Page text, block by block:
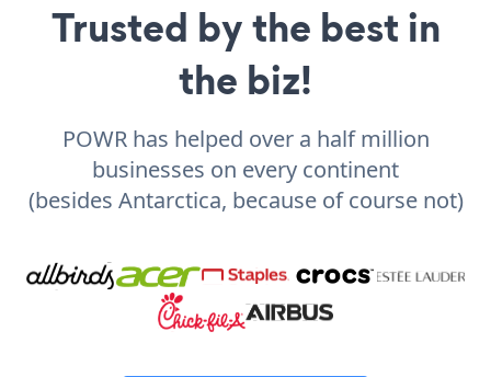
Trusted by the best in
the biz!
POWR has helped over a half million
businesses on every continent
(besides Antarctica, because of course not)